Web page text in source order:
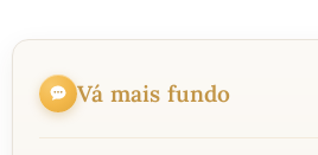
Vá mais fundo